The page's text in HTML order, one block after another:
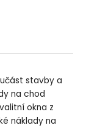
stavby a
na chod
okna z
náklady na